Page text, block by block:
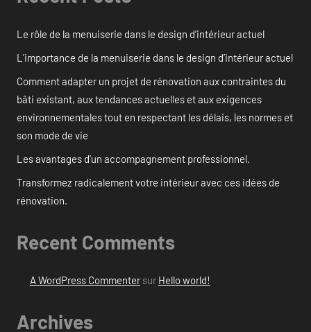
Le rôle de la menuiserie dans le design d’intérieur actuel
L’importance de la menuiserie dans le design d’intérieur actuel
Comment adapter un projet de rénovation aux contraintes du
bâti existant, aux tendances actuelles et aux exigences
environnementales tout en respectant les délais, les normes et
son mode de vie
Les avantages d’un accompagnement professionnel.
Transformez radicalement votre intérieur avec ces idées de
rénovation.
Recent Comments
A WordPress Commentersur Hello world!
Archives